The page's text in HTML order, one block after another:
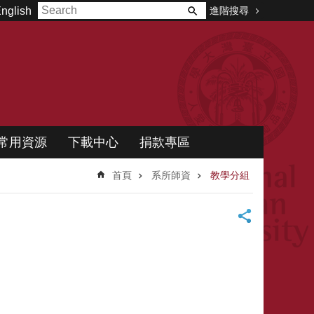
進階搜尋
用資源 下載中心 捐款專區
首頁 系所師資 教學分組